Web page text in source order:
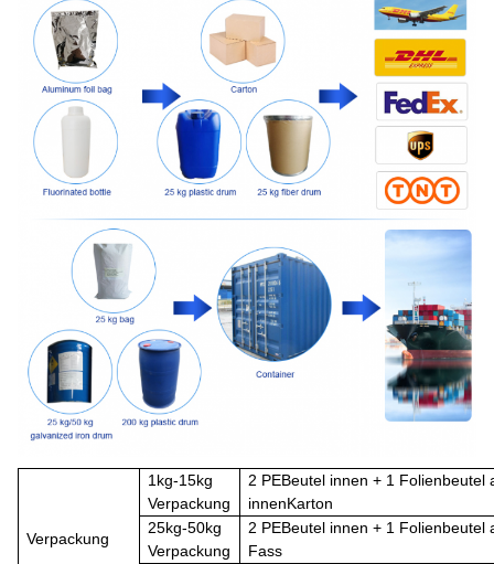
Verpackung
1 kg-15kg
Verpackung
2 PEBeutel innen + 1 Folienbeutel
innenKarton
25kg-50kg
Verpackung
2 PEBeutel innen + 1 Folienbeutel
Fass